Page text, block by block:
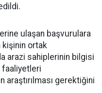
ulaşan başvurulara
kişinin ortak
arazi sahiplerinin bilgisi
faaliyetleri
araştırılması gerektiğini